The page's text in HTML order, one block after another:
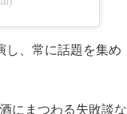
し、常に話題を集め
にまつわる失敗談な